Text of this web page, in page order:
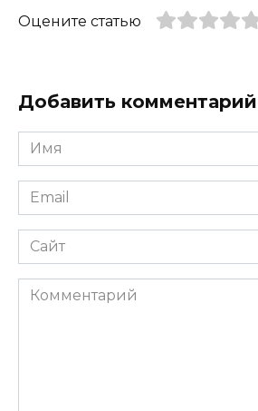
Оцените статью
Добавить комментарий
Имя
*
Email
*
Сайт
Комментарий